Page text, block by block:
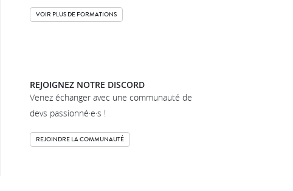
VOIR PLUS DE FORMATIONS
REJOIGNEZ NOTRE DISCORD
Venez échanger avec une communauté de
devs passionné·e·s !
REJOINDRE LA COMMUNAUTÉ